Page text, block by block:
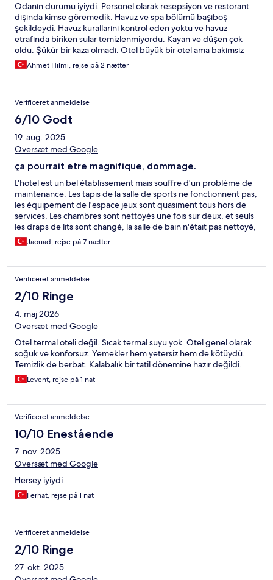
kokuluydu. Yemek kalitesi düşüktü. Alakart restoranda
verdiğimiz sipariş için yaklaşık 1,5 saat bekledik, sonrasında
siparişin iptal edildiği söylendi ancak bize önceden bilgi
verilmedi. Ikinci gün yoğun yağmur nedeniyle oteli su bastı ve
lobide bile su birikti. Ayrıca resepsiyon çevresinde sürekli
tartışmalar yaşanıyordu ve jandarma ekiplerinin geldiğine şahit
Kesinlikle tavsiye etmiyorum
Odanın durumu iyiydi. Personel olarak resepsiyon ve restorant
dışında kimse göremedik. Havuz ve spa bölümü başıboş
şekildeydi. Havuz kurallarını kontrol eden yoktu ve havuz
etrafında biriken sular temizlenmiyordu. Kayan ve düşen çok
oldu. Şükür bir kaza olmadı. Otel büyük bir otel ama bakımsız
bölgeleri var. Ufak tefek bakım ile iyi olabilir. Restoranda yemek
saatleri kuyruk oluyor. Çok fazla çeşit olmamasına rağmen neden
maalesef yenilenmiyor. Geç geldin kaçırdın. Asansörler verimsiz
ve çok bekletiyor. Wifi çok yavaş. Giriş çıkış işlemleri hızlıydi. Park
sorunu yok. Bir termal otele göre lobby biraz soğuk. Gerçi artik
bu tip oteller fazla sıcak olmuyor. Termal otel sıcak oteldir. Odalar
da merkezi sistem sıcaklığı arttıramıyoruz. Genel olarak ne iyi ne
kötü diyebilirim. Bir daha gelmeyi düşünmen.
Ahmet Hilmi, rejse på 2 nætter
Verificeret anmeldelse
6/10 Godt
19. aug. 2025
Oversæt med Google
ça pourrait etre magnifique, dommage.
L'hotel est un bel établissement mais souffre d'un problème de
maintenance. Les tapis de la salle de sports ne fonctionnent pas,
les équipement de l'espace jeux sont quasiment tous hors de
services. Les chambres sont nettoyés une fois sur deux, et seuls
les draps de lits sont changé, la salle de bain n'était pas nettoyé,
et l'aspirateur en surface. Nous avions + couvertures pour 5
personnes, et deux serviettes. Corrigé apres une demande.
premiere équipe est venu, reparant la porte cassé, mais ce
n'était pas la source du probleme. Malgré plusieurs autre
demandes, nous sommes resté avec notre probleme d'eau tout
notre Séjour. La zone aquapark est ouverte que 4 h par jour, et
un des tobbogans ne fonctionnait pas. Les piscines interieurs et
exterieurs sont sympa, ainsi que le hamam. Les restaurant est
bien est propose beaucoup de choix. Les enfants ont malgré
tout passé un bon sejour, moi aussi mais pas mon épouse, très
gêné par l'état de la chambre.
Jaouad, rejse på 7 nætter
Verificeret anmeldelse
2/10 Ringe
4. maj 2026
Oversæt med Google
Otel termal oteli değil. Sıcak termal suyu yok. Otel genel olarak
soğuk ve konforsuz. Yemekler hem yetersiz hem de kötüydü.
Temizlik de berbat. Kalabalık bir tatil dönemine hazır değildi.
Levent, rejse på 1 nat
Verificeret anmeldelse
10/10 Enestående
7. nov. 2025
Oversæt med Google
Hersey iyiydi
Ferhat, rejse på 1 nat
Verificeret anmeldelse
2/10 Ringe
27. okt. 2025